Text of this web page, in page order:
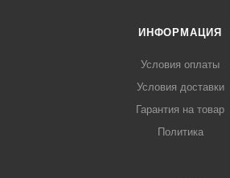
ИНФОРМАЦИЯ
Условия оплаты
Условия доставки
Гарантия на товар
Политика